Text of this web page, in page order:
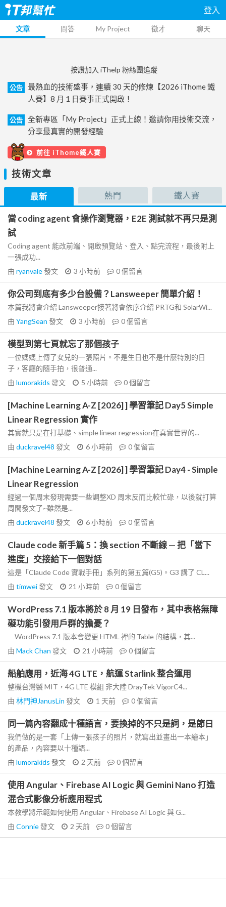
登入
文章 問答 My Project 徵才 聊天
按讚加入 iThelp 粉絲團追蹤
公告
最熱血的技術盛事，連續 30 天的修煉【2026 iThome 鐵
人賽】8 月 1 日賽事正式開啟！
公告
全新專區「My Project」正式上線！邀請你用技術交流，
分享最真實的開發經驗
前往 iThome鐵人賽
技術文章
最新 熱門 鐵人賽
當 coding agent 會操作瀏覽器，E2E 測試就不再只是測
試
Coding agent 能改前端、開啟預覽站、登入、點完流程，最後附上
一張成功...
由 ryanvale發文 3 小時前 0個留言
你公司到底有多少台設備？Lansweeper 簡單介紹！
本篇我將會介紹 Lansweeper接著將會依序介紹 PRTG和 SolarWi...
由 YangSean 發文 3 小時前 0個留言
模型到第七頁就忘了那個孩子
一位媽媽上傳了女兒的一張照片。不是生日也不是什麼特別的日
子，客廳的隨手拍，很普通...
由 lumorakids 發文 5 小時前 0個留言
[Machine Learning A-Z [2026] ] 學習筆記 Day5 Simple
Linear Regression 實作
其實就只是在打基礎、simple linear regression在真實世界的...
由 duckravel48 發文 6 小時前 0個留言
[Machine Learning A-Z [2026] ] 學習筆記 Day4 - Simple
Linear Regression
經過一個周末發現需要一些調整XD 周末反而比較忙碌，以後就打算
周間發文了~雖然是...
由 duckravel48 發文 6 小時前 0個留言
Claude code 新手篇 5：換 section 不斷線 — 把「當下
進度」交接給下一個對話
這是「Claude Code 實戰手冊」系列的第五篇(G5)。G3 講了 CL...
由 timwei發文 21 小時前 0個留言
WordPress 7.1 版本將於 8 月 19 日發布，其中表格無障
礙功能引發用戶群的擔憂？
WordPress 7.1 版本會變更 HTML 裡的 Table 的結構，其...
由 Mack Chan 發文 21 小時前 0個留言
船舶應用，近海 4G LTE，航運 Starlink 整合運用
整機台灣製 MIT，4G LTE 模組 非大陸 DrayTek VigorC4...
由 林門神JanusLin 發文 1 天前 0個留言
同一篇內容翻成十種語言，要換掉的不只是詞，是節日
我們做的是一套「上傳一張孩子的照片，就寫出並畫出一本繪本」
的產品，內容要以十種語...
由 lumorakids 發文 2 天前 0個留言
使用 Angular、Firebase AI Logic 與 Gemini Nano 打造
混合式影像分析應用程式
本教學將示範如何使用 Angular、Firebase AI Logic 與 G...
由 Connie發文 2 天前 0個留言